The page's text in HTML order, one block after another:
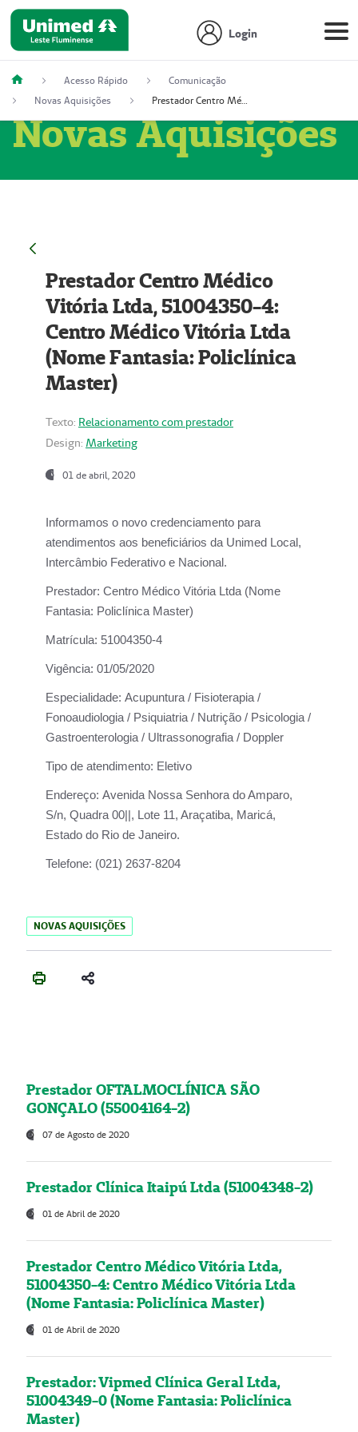
Login
Acesso Rápido
Comunicação
Novas Aquisições
Prestador Centro Médico Vitória Ltda, 51004350-4: Centro Médico Vitória Ltda (Nome Fantasia: Policlínica Master)
Novas Aquisições
Prestador Centro Médico
Vitória Ltda, 51004350-4:
Centro Médico Vitória Ltda
(Nome Fantasia: Policlínica
Master)
Texto: Relacionamento com prestador
Design: Marketing
01 de abril, 2020
Informamos o novo credenciamento para
atendimentos aos beneficiários da Unimed Local,
Intercâmbio Federativo e Nacional.
Prestador: Centro Médico Vitória Ltda (Nome
Fantasia: Policlínica Master)
Matrícula: 51004350-4
Vigência: 01/05/2020
Especialidade: Acupuntura / Fisioterapia /
Fonoaudiologia / Psiquiatria / Nutrição / Psicologia /
Gastroenterologia / Ultrassonografia / Doppler
Tipo de atendimento: Eletivo
Endereço: Avenida Nossa Senhora do Amparo,
S/n, Quadra 00||, Lote 11, Araçatiba, Maricá,
Estado do Rio de Janeiro.
Telefone: (021) 2637-8204
NOVAS AQUISIÇÕES
Prestador OFTALMOCLÍNICA SÃO
GONÇALO (55004164-2)
07 de Agosto de 2020
Prestador Clínica Itaipú Ltda (51004348-2)
01 de Abril de 2020
Prestador Centro Médico Vitória Ltda,
51004350-4: Centro Médico Vitória Ltda
(Nome Fantasia: Policlínica Master)
01 de Abril de 2020
Prestador: Vipmed Clínica Geral Ltda,
51004349-0 (Nome Fantasia: Policlínica
Master)